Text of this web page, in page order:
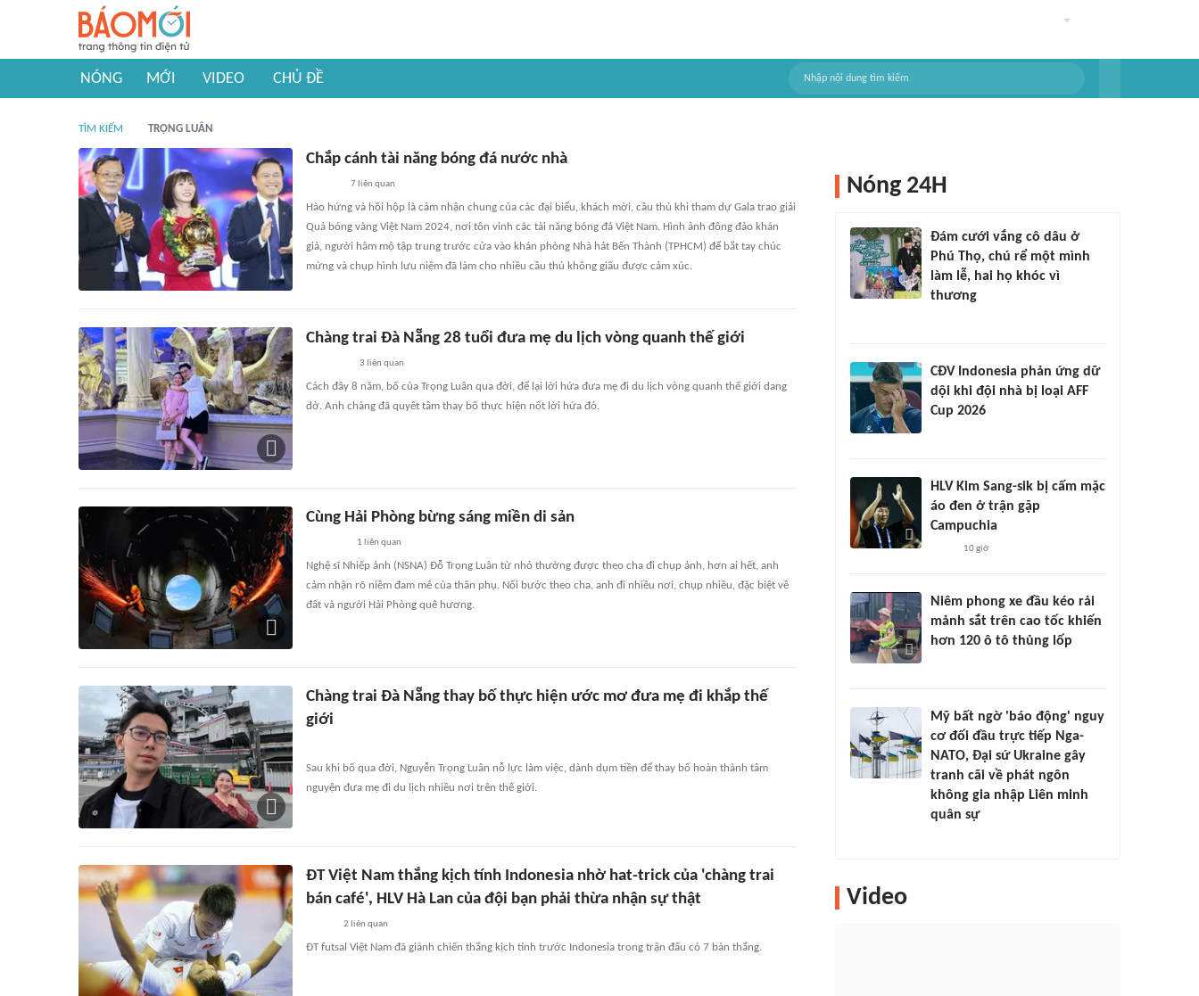
NÓNG MỚI VIDEO CHỦ ĐỀ
TÌM KIẾM TRỌNG LUÂN
Chắp cánh tài năng bóng đá nước nhà
7 liên quan
Hào hứng và hồi hộp là cảm nhận chung của các đại biểu, khách mời, cầu thủ khi tham dự Gala trao giải
Quả bóng vàng Việt Nam 2024, nơi tôn vinh các tài năng bóng đá Việt Nam. Hình ảnh đông đảo khán
giả, người hâm mộ tập trung trước cửa vào khán phòng Nhà hát Bến Thành (TPHCM) để bắt tay chúc
mừng và chụp hình lưu niệm đã làm cho nhiều cầu thủ không giấu được cảm xúc.
Chàng trai Đà Nẵng 28 tuổi đưa mẹ du lịch vòng quanh thế giới
3 liên quan
Cách đây 8 năm, bố của Trọng Luân qua đời, để lại lời hứa đưa mẹ đi du lịch vòng quanh thế giới dang
dở. Anh chàng đã quyết tâm thay bố thực hiện nốt lời hứa đó.
Cùng Hải Phòng bừng sáng miền di sản
1 liên quan
Nghệ sĩ Nhiếp ảnh (NSNA) Ðỗ Trọng Luân từ nhỏ thường được theo cha đi chụp ảnh, hơn ai hết, anh
cảm nhận rõ niềm đam mê của thân phụ. Nối bước theo cha, anh đi nhiều nơi, chụp nhiều, đặc biệt về
đất và người Hải Phòng quê hương.
Chàng trai Đà Nẵng thay bố thực hiện ước mơ đưa mẹ đi khắp thế
giới
Sau khi bố qua đời, Nguyễn Trọng Luân nỗ lực làm việc, dành dụm tiền để thay bố hoàn thành tâm
nguyện đưa mẹ đi du lịch nhiều nơi trên thế giới.
ĐT Việt Nam thắng kịch tính Indonesia nhờ hat-trick của 'chàng trai
bán café', HLV Hà Lan của đội bạn phải thừa nhận sự thật
2 liên quan
ĐT futsal Việt Nam đã giành chiến thắng kịch tính trước Indonesia trong trận đấu có 7 bàn thắng.
Nóng 24H
Đám cưới vắng cô dâu ở
Phú Thọ, chú rể một mình
làm lễ, hai họ khóc vì
thương
CĐV Indonesia phản ứng dữ
dội khi đội nhà bị loại AFF
Cup 2026
HLV Kim Sang-sik bị cấm mặc
áo đen ở trận gặp
Campuchia
10 giờ
Niêm phong xe đầu kéo rải
mảnh sắt trên cao tốc khiến
hơn 120 ô tô thủng lốp
Mỹ bất ngờ 'báo động' nguy
cơ đối đầu trực tiếp Nga-
NATO, Đại sứ Ukraine gây
tranh cãi về phát ngôn
không gia nhập Liên minh
quân sự
Video